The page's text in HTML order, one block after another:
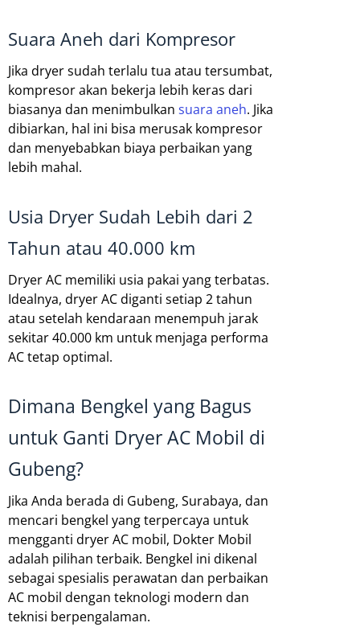
Suara Aneh dari Kompresor
Jika dryer sudah terlalu tua atau tersumbat,
kompresor akan bekerja lebih keras dari
biasanya dan menimbulkan suara aneh. Jika
dibiarkan, hal ini bisa merusak kompresor
dan menyebabkan biaya perbaikan yang
lebih mahal.
Usia Dryer Sudah Lebih dari 2
Tahun atau 40.000 km
Dryer AC memiliki usia pakai yang terbatas.
Idealnya, dryer AC diganti setiap 2 tahun
atau setelah kendaraan menempuh jarak
sekitar 40.000 km untuk menjaga performa
AC tetap optimal.
Dimana Bengkel yang Bagus
untuk Ganti Dryer AC Mobil di
Gubeng?
Jika Anda berada di Gubeng, Surabaya, dan
mencari bengkel yang terpercaya untuk
mengganti dryer AC mobil, Dokter Mobil
adalah pilihan terbaik. Bengkel ini dikenal
sebagai spesialis perawatan dan perbaikan
AC mobil dengan teknologi modern dan
teknisi berpengalaman.